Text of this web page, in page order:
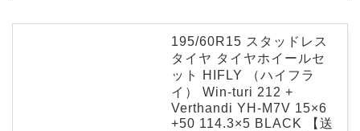
195/60R15 スタッドレス
タイヤ タイヤホイールセ
ット HIFLY （ハイフラ
イ） Win-turi 212 +
Verthandi YH-M7V 15×6
+50 114.3×5 BLACK 【送